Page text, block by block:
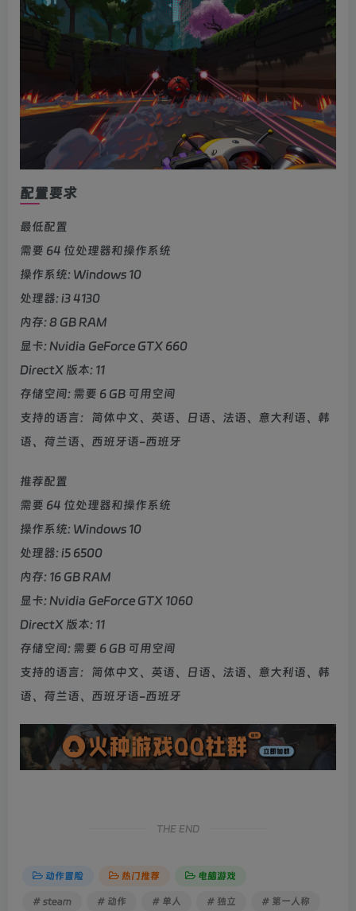
配置要求
最低配置
需要 64 位处理器和操作系统
操作系统: Windows 10
处理器: i3 4130
内存: 8 GB RAM
显卡: Nvidia GeForce GTX 660
DirectX 版本: 11
存储空间: 需要 6 GB 可用空间
支持的语言：简体中文、英语、日语、法语、意大利语、韩
语、荷兰语、西班牙语-西班牙
推荐配置
需要 64 位处理器和操作系统
操作系统: Windows 10
处理器: i5 6500
内存: 16 GB RAM
显卡: Nvidia GeForce GTX 1060
DirectX 版本: 11
存储空间: 需要 6 GB 可用空间
支持的语言：简体中文、英语、日语、法语、意大利语、韩
语、荷兰语、西班牙语-西班牙
THE END
动作冒险 热门推荐 电脑游戏
# steam # 动作 # 单人 # 独立 # 第一人称